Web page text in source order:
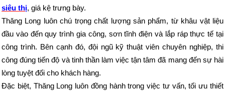
siêu thị, giá kệ trưng bày.
Thăng Long luôn chú trọng chất lượng sản phẩm, từ khâu vật liệu
đầu vào đến quy trình gia công, sơn tĩnh điện và lắp ráp thực tế tại
công trình. Bên cạnh đó, đội ngũ kỹ thuật viên chuyên nghiệp, thi
công đúng tiến độ và tinh thần làm việc tận tâm đã mang đến sự hài
lòng tuyệt đối cho khách hàng.
Đặc biệt, Thăng Long luôn đồng hành trong việc tư vấn, tối ưu thiết